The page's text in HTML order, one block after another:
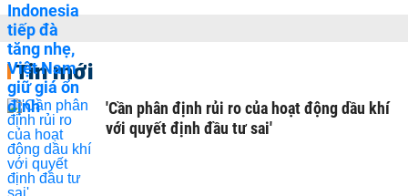
Tin mới
'Cần phân định rủi ro của hoạt động dầu khí
với quyết định đầu tư sai'